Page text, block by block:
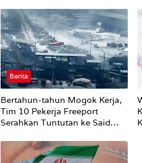
Berita
Bertahun-tahun Mogok Kerja,
Tim 10 Pekerja Freeport
Serahkan Tuntutan ke Said